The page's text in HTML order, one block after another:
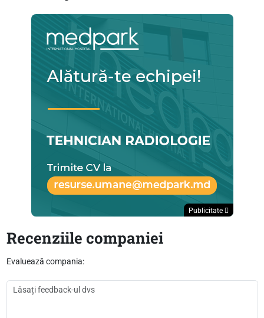
Publicitate
Recenziile companiei
Evaluează compania: